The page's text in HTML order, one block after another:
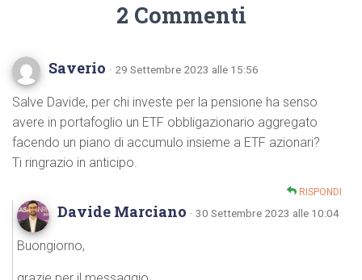
2 Commenti
Saverio · 29 Settembre 2023 alle 15:56
Salve Davide, per chi investe per la pensione ha senso
avere in portafoglio un ETF obbligazionario aggregato
facendo un piano di accumulo insieme a ETF azionari?
Ti ringrazio in anticipo.
RISPONDI
Davide Marciano · 30 Settembre 2023 alle 10:04
Buongiorno,